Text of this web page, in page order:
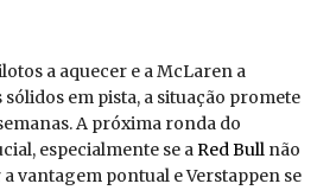
a aquecer e a McLaren a
em pista, a situação promete
A próxima ronda do
especialmente se aRed Bull não
vantagem pontual e Verstappen se